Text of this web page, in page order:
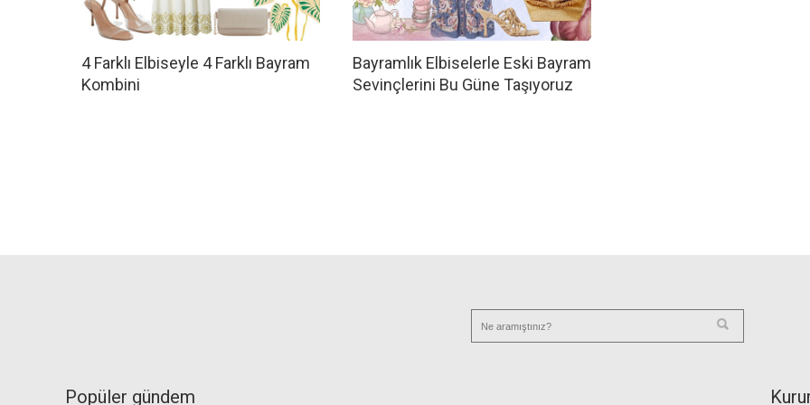
4 Farklı Elbiseyle 4 Farklı Bayram
Kombini
Bayramlık Elbiselerle Eski Bayram
Sevinçlerini Bu Güne Taşıyoruz
Popüler gündem